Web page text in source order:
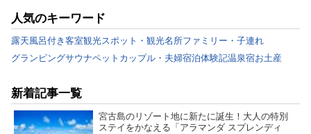
人気のキーワード
露天風呂付き客室観光スポット・観光名所ファミリー・子連れ
グランピングサウナペット カップル・夫婦宿泊体験記温泉宿お土産
新着記事一覧
宮古島のリゾート地に新たに誕生！大人の特別
ステイをかなえる「アラマンダ スプレンディ